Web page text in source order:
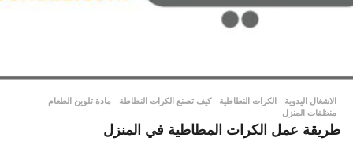
الاشغال اليدوية الكرات النطاطية ,
كيف تصنع الكرات النطاطة ,
مادة تلوين الطعام
منظفات المنزل
طريقة عمل الكرات المطاطية في المنزل